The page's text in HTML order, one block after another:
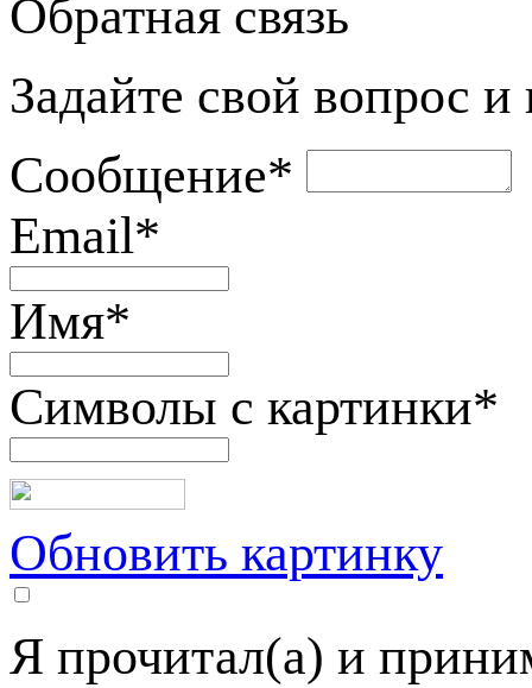
Обратная связь
Задайте свой вопрос
Сообщение*
Email*
Имя*
Символы с картинки*
Обновить картинку
Я прочитал(а) и